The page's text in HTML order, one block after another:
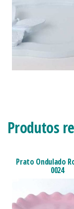
Produtos
Prato Ondulado
0024